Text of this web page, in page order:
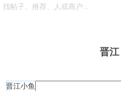
晋江
晋江小鱼
找帖子、推荐、人或商户...